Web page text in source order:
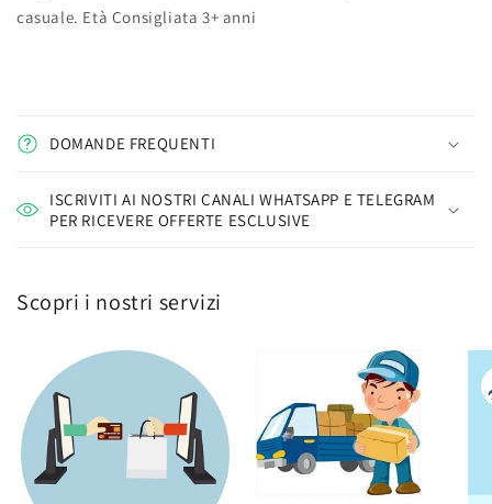
casuale. Età Consigliata 3+ anni
DOMANDE FREQUENTI
ISCRIVITI AI NOSTRI CANALI WHATSAPP E TELEGRAM
PER RICEVERE OFFERTE ESCLUSIVE
Scopri i nostri servizi